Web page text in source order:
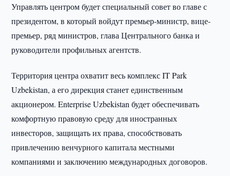
Управлять центром будет специальный совет во главе с
президентом, в который войдут премьер-министр, вице-
премьер, ряд министров, глава Центрального банка и
руководители профильных агентств.
Территория центра охватит весь комплекс IT Park
Uzbekistan, а его дирекция станет единственным
акционером. Enterprise Uzbekistan будет обеспечивать
комфортную правовую среду для иностранных
инвесторов, защищать их права, способствовать
привлечению венчурного капитала местными
компаниями и заключению международных договоров.